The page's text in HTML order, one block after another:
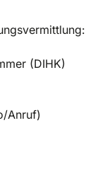
(DIHK)
Anruf)